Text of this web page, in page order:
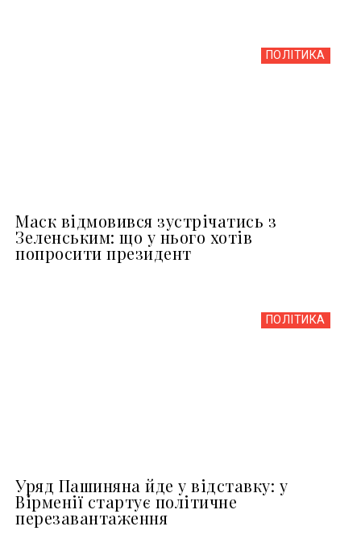
ПОЛІТИКА
Маск відмовився зустрічатись з
Зеленським: що у нього хотів
попросити президент
ПОЛІТИКА
Уряд Пашиняна йде у відставку: у
Вірменії стартує політичне
перезавантаження